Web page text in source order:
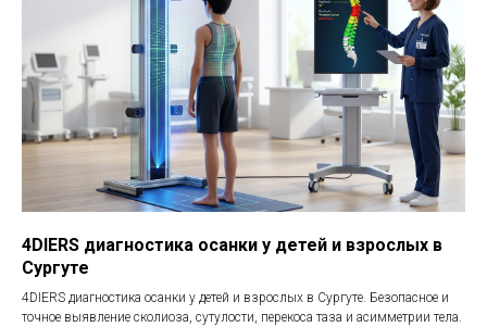
4DIERS диагностика осанки у детей и взрослых в
Сургуте
4DIERS диагностика осанки у детей и взрослых в Сургуте. Безопасное и
точное выявление сколиоза, сутулости, перекоса таза и асимметрии тела.